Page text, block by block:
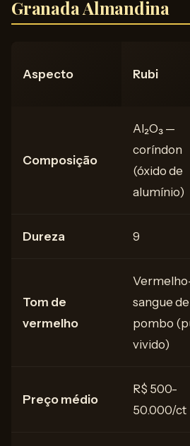
Granada Almandina
Aspecto Rubi
Composição
Al₂O₃ —
coríndon
(óxido de
alumínio)
Dureza 9
Tom de
vermelho
sangue de
pombo
vivido)
Preço médio
R$ 500-
50.000/ct